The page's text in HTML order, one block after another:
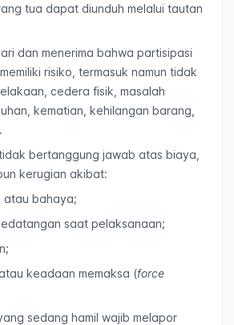
tua dapat diunduh melalui tautan
dan menerima bahwa partisipasi
risiko, termasuk namun tidak
cedera fisik, masalah
kematian, kehilangan barang,
bertanggung jawab atas biaya,
kerugian akibat:
atau bahaya;
saat pelaksanaan;
keadaan memaksa (force
sedang hamil wajib melapor